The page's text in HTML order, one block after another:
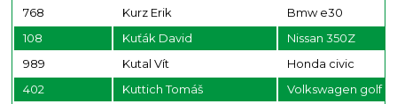
768
Kurz Erik
Bmw e30
108
Kuťák David
Nissan 350Z
989
Kutal Vít
Honda civic
402
Kuttich Tomáš
Volkswagen golf 5